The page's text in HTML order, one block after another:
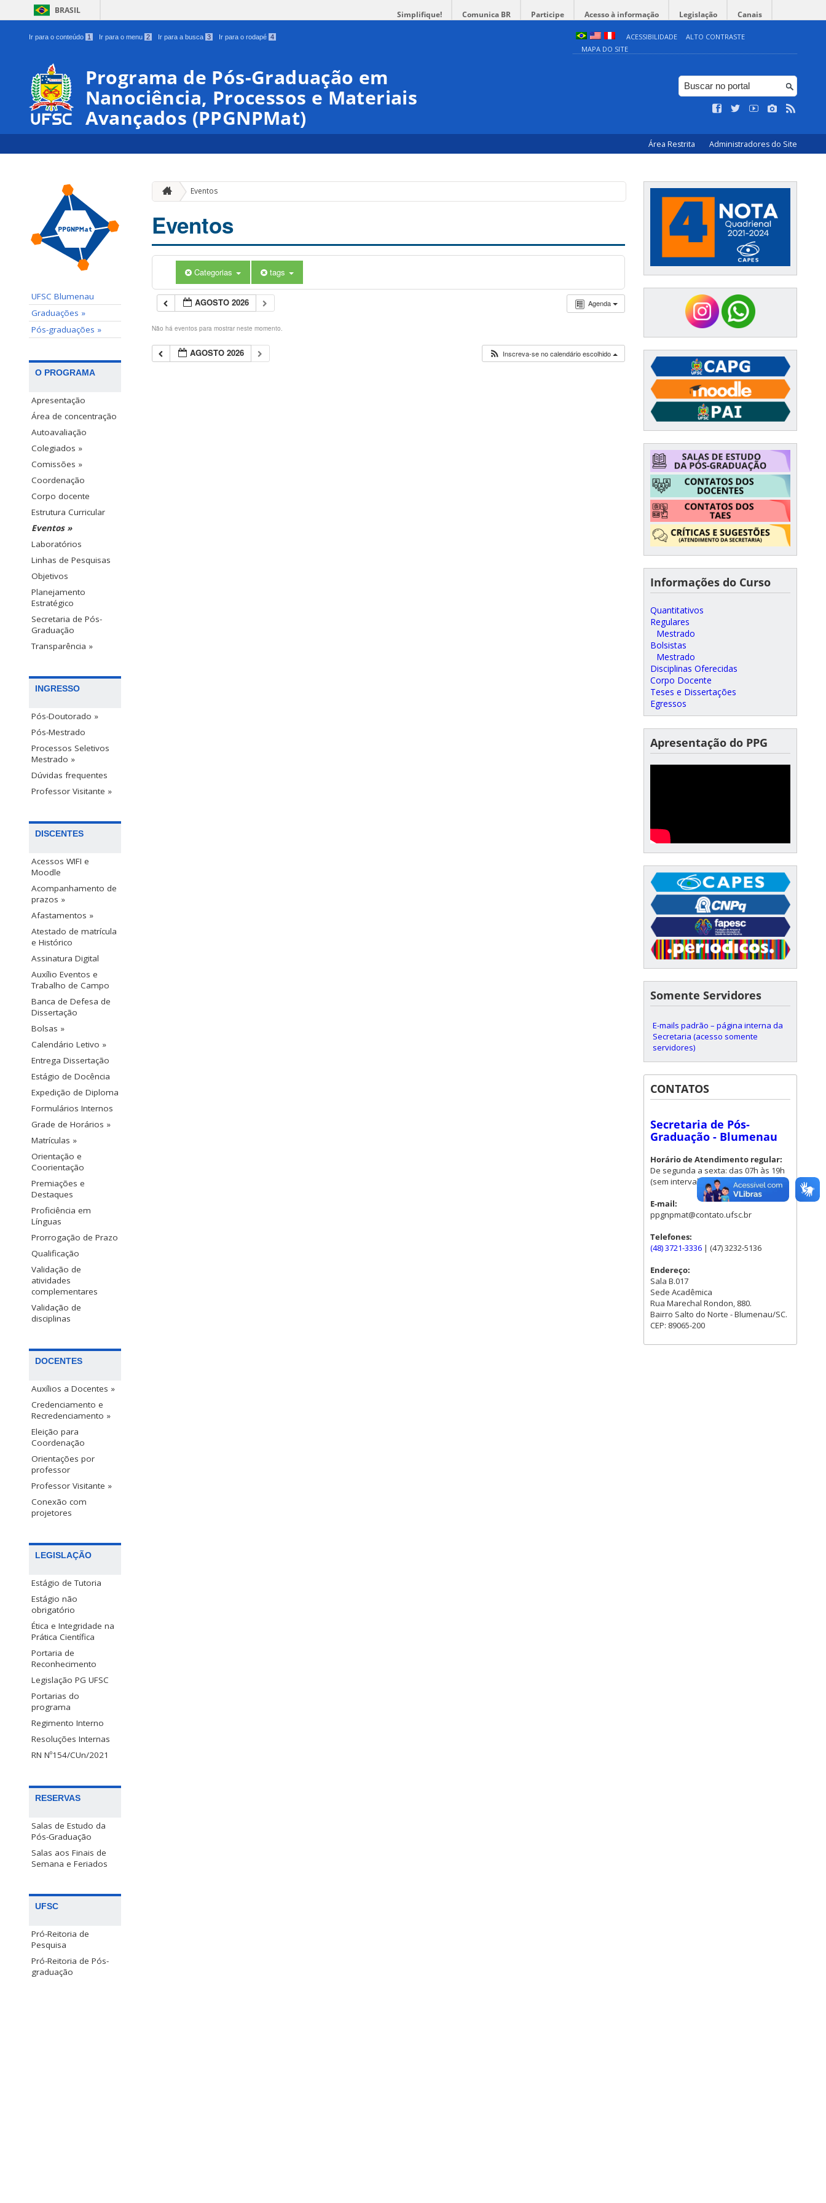
BRASIL Simplifique! Comunica BR Participe Acesso à informação Legislação Canais
Ir para o conteúdo 1 Ir para o menu 2 Ir para a busca 3 Ir para o rodapé 4 ACESSIBILIDADE
ALTO CONTRASTE
MAPA DO SITE
Programa de Pós-Graduação em
Nanociência, Processos e Materiais
Avançados (PPGNPMat)
Área Restrita Administradores do Site
UFSC Blumenau
Graduações »
Pós-graduações »
O PROGRAMA
Apresentação
Área de concentração
Autoavaliação
Colegiados »
Comissões »
Coordenação
Corpo docente
Estrutura Curricular
Eventos »
Laboratórios
Linhas de Pesquisas
Objetivos
Planejamento
Estratégico
Secretaria de Pós-
Graduação
Transparência »
INGRESSO
Pós-Doutorado »
Pós-Mestrado
Processos Seletivos
Mestrado »
Dúvidas frequentes
Professor Visitante »
DISCENTES
Acessos WIFI e
Moodle
Acompanhamento de
prazos »
Afastamentos »
Atestado de matrícula
e Histórico
Assinatura Digital
Auxílio Eventos e
Trabalho de Campo
Banca de Defesa de
Dissertação
Bolsas »
Calendário Letivo »
Entrega Dissertação
Estágio de Docência
Expedição de Diploma
Formulários Internos
Grade de Horários »
Matrículas »
Orientação e
Coorientação
Premiações e
Destaques
Proficiência em
Línguas
Prorrogação de Prazo
Qualificação
Validação de
atividades
complementares
Validação de
disciplinas
DOCENTES
Auxílios a Docentes »
Credenciamento e
Recredenciamento »
Eleição para
Coordenação
Orientações por
professor
Professor Visitante »
Conexão com
projetores
LEGISLAÇÃO
Estágio de Tutoria
Estágio não
obrigatório
Ética e Integridade na
Prática Científica
Portaria de
Reconhecimento
Legislação PG UFSC
Portarias do
programa
Regimento Interno
Resoluções Internas
RN Nº154/CUn/2021
RESERVAS
Salas de Estudo da
Pós-Graduação
Salas aos Finais de
Semana e Feriados
UFSC
Pró-Reitoria de
Pesquisa
Pró-Reitoria de Pós-
graduação
Eventos
Eventos
Categorias tags
Agenda
AGOSTO 2026
Não há eventos para mostrar neste momento.
AGOSTO 2026 Inscreva-se no calendário escolhido
Informações do Curso
Quantitativos
Regulares
Mestrado
Bolsistas
Mestrado
Disciplinas Oferecidas
Corpo Docente
Teses e Dissertações
Egressos
Apresentação do PPG
Somente Servidores
E-mails padrão – página interna da
Secretaria (acesso somente
servidores)
CONTATOS
Secretaria de Pós-
Graduação - Blumenau
Horário de Atendimento regular:
De segunda a sexta: das 07h às 19h
(sem intervalo para almoço)
E-mail:
ppgnpmat@contato.ufsc.br
Telefones:
(48) 3721-3336 | (47) 3232-5136
Endereço:
Sala B.017
Sede Acadêmica
Rua Marechal Rondon, 880.
Bairro Salto do Norte - Blumenau/SC.
CEP: 89065-200